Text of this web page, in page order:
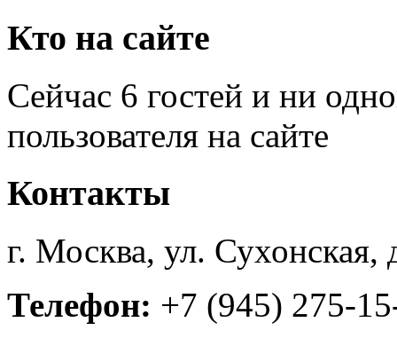
Кто на сайте
Сейчас 6 гостей и ни
пользователя на сайте
Контакты
г. Москва, ул. Сухонская,
Телефон: +7 (945) 275-